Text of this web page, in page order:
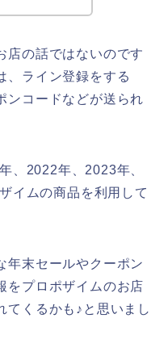
店の話ではないのです
、ライン登録をする
ンコードなどが送られ
、2022年、2023年、
イムの商品を利用して
年末セールやクーポン
をプロポザイムのお店
てくるかも♪と思いまし